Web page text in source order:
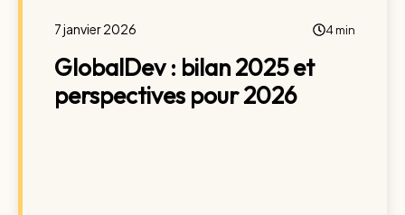
7 janvier 2026 4 min
GlobalDev : bilan 2025 et
perspectives pour 2026